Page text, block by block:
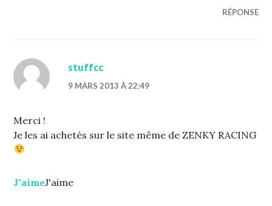
RÉPONSE
stuffcc
9 MARS 2013 À 22:49
Merci !
Je les ai achetés sur le site même de ZENKY RACING
J'aimeJ'aime